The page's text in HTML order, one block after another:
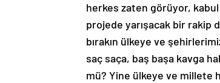
herkes zaten görüyor,
projede yarışacak bir rakip
bırakın ülkeye ve
saç saça, baş başa kavga
mü? Yine ülkeye ve millete